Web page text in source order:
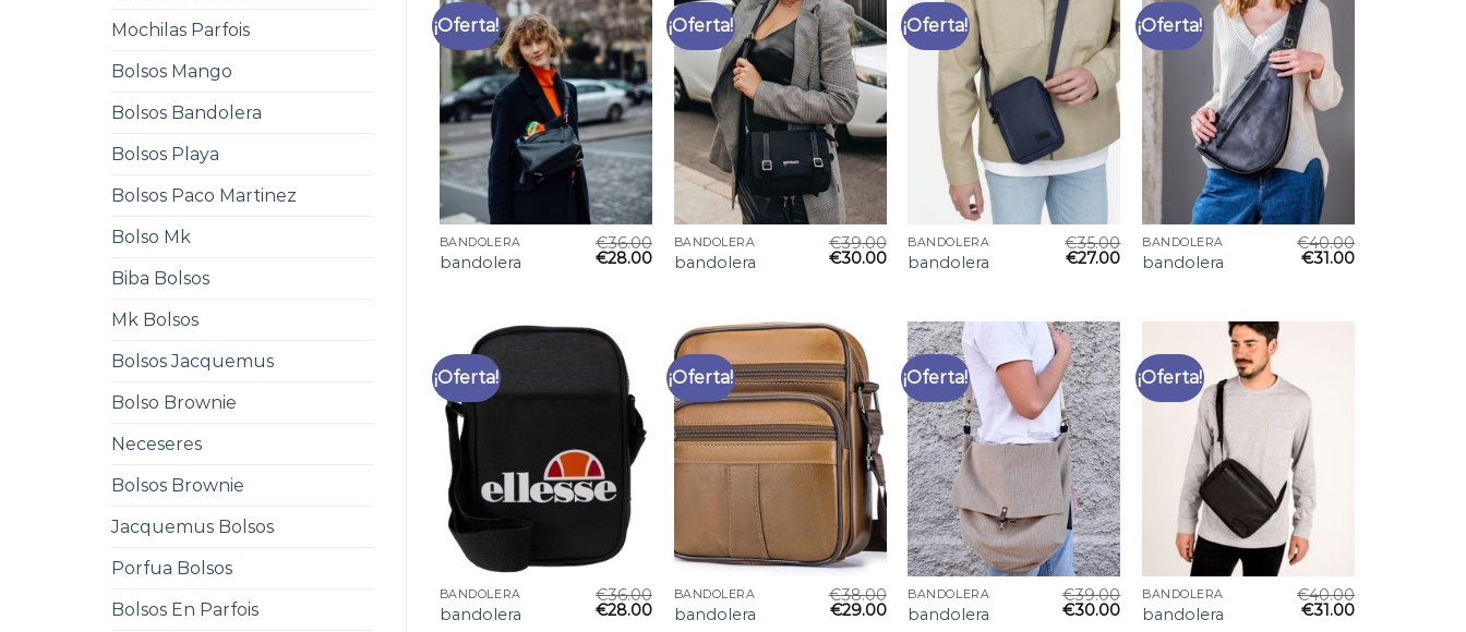
Mochilas Parfois
Bolsos Mango
Bolsos Bandolera
Bolsos Playa
Bolsos Paco Martinez
Bolso Mk
Biba Bolsos
Mk Bolsos
Bolsos Jacquemus
Bolso Brownie
Neceseres
Bolsos Brownie
Jacquemus Bolsos
Porfua Bolsos
Bolsos En Parfois
¡Oferta!
BANDOLERA
bandolera
€36.00
€28.00
¡Oferta!
BANDOLERA
bandolera
€39.00
€30.00
¡Oferta!
BANDOLERA
bandolera
€35.00
€27.00
¡Oferta!
BANDOLERA
bandolera
€40.00
€31.00
¡Oferta!
BANDOLERA
bandolera
€36.00
€28.00
¡Oferta!
BANDOLERA
bandolera
€38.00
€29.00
¡Oferta!
BANDOLERA
bandolera
€39.00
€30.00
¡Oferta!
BANDOLERA
bandolera
€40.00
€31.00